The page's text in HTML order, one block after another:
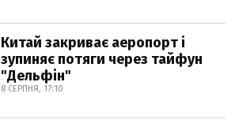
Китай закриває аеропорт і
зупиняє потяги через тайфун
"Дельфін"
8 СЕРПНЯ, 17:10